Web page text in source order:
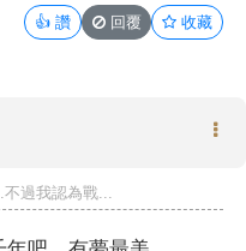
👍 讚 回覆 收藏
過我認為戰...